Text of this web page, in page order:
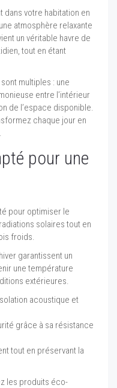
dans votre habitation en
atmosphère relaxante
un véritable havre de
tout en étant
multiples : une
entre l’intérieur
de l’espace disponible.
chaque jour en
pour une
pour optimiser le
solaires tout en
froids.
garantissent un
une température
extérieures.
acoustique et
grâce à sa résistance
tout en préservant la
les produits éco-